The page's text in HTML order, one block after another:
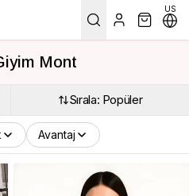
US
Mont
Sırala: Popüler
Avantaj